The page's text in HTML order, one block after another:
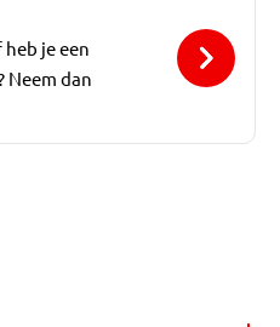
je een
dan